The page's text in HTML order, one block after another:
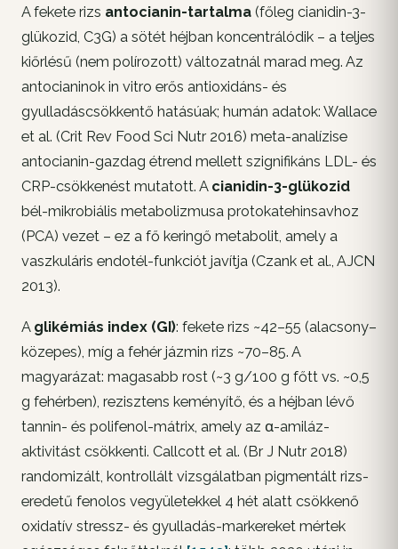
A fekete rizs antocianin-tartalma (főleg cianidin-3-
glükozid, C3G) a sötét héjban koncentrálódik – a teljes
kiőrlésű (nem polírozott) változatnál marad meg. Az
antocianinok in vitro erős antioxidáns- és
gyulladáscsökkentő hatásúak; humán adatok: Wallace
et al. (Crit Rev Food Sci Nutr 2016) meta-analízise
antocianin-gazdag étrend mellett szignifikáns LDL- és
CRP-csökkenést mutatott. A cianidin-3-glükozid
bél-mikrobiális metabolizmusa protokatehinsavhoz
(PCA) vezet – ez a fő keringő metabolit, amely a
vaszkuláris endotél-funkciót javítja (Czank et al., AJCN
2013).
A glikémiás index (GI): fekete rizs ~42–55 (alacsony–
közepes), míg a fehér jázmin rizs ~70–85. A
magyarázat: magasabb rost (~3 g/100 g főtt vs. ~0,5
g fehérben), rezisztens keményítő, és a héjban lévő
tannin- és polifenol-mátrix, amely az α-amiláz-
aktivitást csökkenti. Callcott et al. (Br J Nutr 2018)
randomizált, kontrollált vizsgálatban pigmentált rizs-
eredetű fenolos vegyületekkel 4 hét alatt csökkenő
oxidatív stressz- és gyulladás-markereket mértek